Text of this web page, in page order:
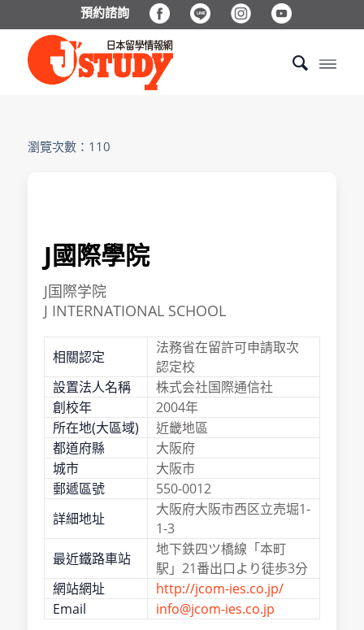
預約諮詢
瀏覽次數：110
J國際學院
J国際学院
J INTERNATIONAL SCHOOL
相關認定
法務省在留許可申請取次
認定校
設置法人名稱
株式会社国際通信社
創校年
2004年
所在地(大區域)
近畿地區
都道府縣
大阪府
城市
大阪市
郵遞區號
550-0012
詳細地址
大阪府大阪市西区立売堀1-
1-3
最近鐵路車站
地下鉄四ツ橋線「本町
駅」21番出口より徒歩3分
網站網址
http://jcom-ies.co.jp/
Email
info@jcom-ies.co.jp